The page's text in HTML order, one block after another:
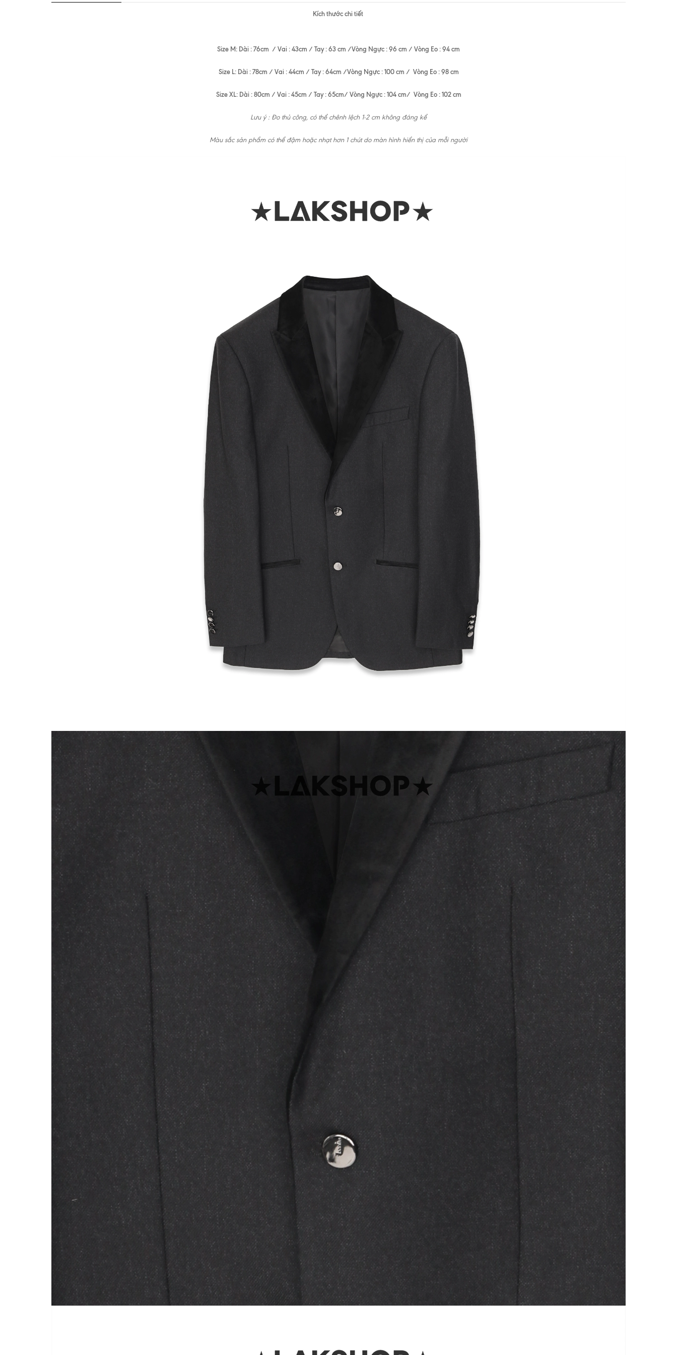
Kích thước chi tiết
Size M: Dài : 76cm / Vai : 43cm / Tay : 63 cm /Vòng Ngực : 96 cm / Vòng Eo : 94 cm
Size L: Dài : 78cm / Vai : 44cm / Tay : 64cm /Vòng Ngực : 100 cm / Vòng Eo : 98 cm
Size XL: Dài : 80cm / Vai : 45cm / Tay : 65cm/ Vòng Ngực : 104 cm/ Vòng Eo : 102 cm
Lưu ý : Đo thủ công, có thể chênh lệch 1-2 cm không đáng kể
Màu sắc sản phẩm có thể đậm hoặc nhạt hơn 1 chút do màn hình hiển thị của mỗi người